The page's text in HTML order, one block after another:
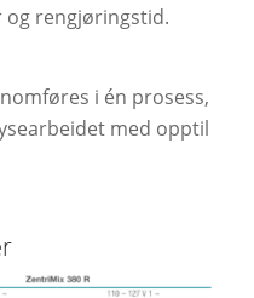
og rengjøringstid.
i én prosess,
med opptil